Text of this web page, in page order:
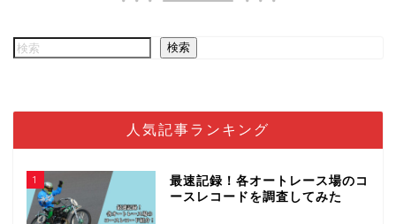
検索
人気記事ランキング
1
最速記録！各オートレース場のコ
ースレコードを調査してみた